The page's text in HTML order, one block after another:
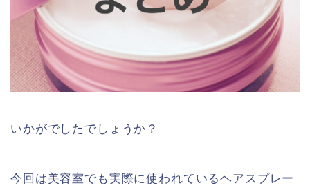
いかがでしたでしょうか？
今回は美容室でも実際に使われているヘアスプレー